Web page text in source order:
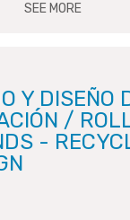
SEE MORE
Y DISEÑO
/
-